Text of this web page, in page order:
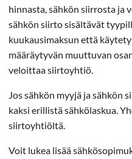
hinnasta, sähkön siirrosta ja
sähkön siirto sisältävät
kuukausimaksun että
määräytyvän muuttuvan
veloittaa siirtoyhtiö.
Jos sähkön myyjä ja sähkön
kaksi erillistä sähkölaskua.
siirtoyhtiöltä.
Voit lukea lisää